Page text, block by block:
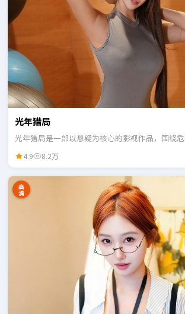
光年猎局
光年猎局是一部以悬疑为核心的影视作品，围绕
4.9 8.2万
高
清